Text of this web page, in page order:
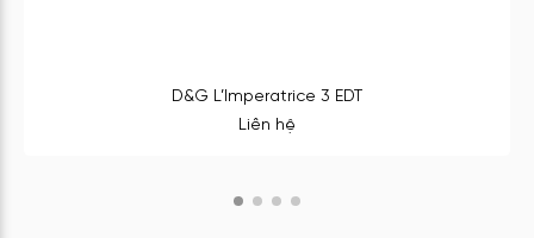
D&G L’Imperatrice 3 EDT
Liên hệ